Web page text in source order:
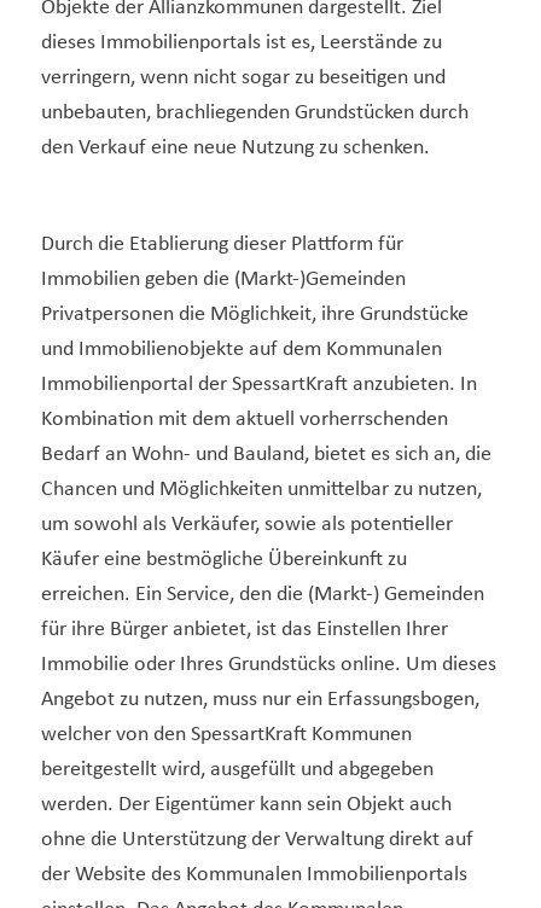
Objekte der Allianzkommunen dargestellt. Ziel
dieses Immobilienportals ist es, Leerstände zu
verringern, wenn nicht sogar zu beseitigen und
unbebauten, brachliegenden Grundstücken durch
den Verkauf eine neue Nutzung zu schenken.
Durch die Etablierung dieser Plattform für
Immobilien geben die (Markt-)Gemeinden
Privatpersonen die Möglichkeit, ihre Grundstücke
und Immobilienobjekte auf dem Kommunalen
Immobilienportal der SpessartKraft anzubieten. In
Kombination mit dem aktuell vorherrschenden
Bedarf an Wohn- und Bauland, bietet es sich an, die
Chancen und Möglichkeiten unmittelbar zu nutzen,
um sowohl als Verkäufer, sowie als potentieller
Käufer eine bestmögliche Übereinkunft zu
erreichen. Ein Service, den die (Markt-) Gemeinden
für ihre Bürger anbietet, ist das Einstellen Ihrer
Immobilie oder Ihres Grundstücks online. Um dieses
Angebot zu nutzen, muss nur ein Erfassungsbogen,
welcher von den SpessartKraft Kommunen
bereitgestellt wird, ausgefüllt und abgegeben
werden. Der Eigentümer kann sein Objekt auch
ohne die Unterstützung der Verwaltung direkt auf
der Website des Kommunalen Immobilienportals